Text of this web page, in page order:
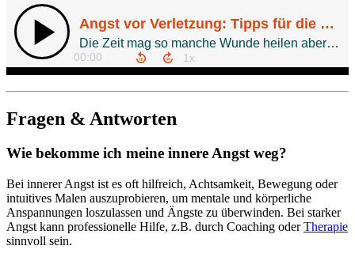
Fragen & Antworten
Wie bekomme ich meine innere Angst weg?
Bei innerer Angst ist es oft hilfreich, Achtsamkeit, Bewegung oder
intuitives Malen auszuprobieren, um mentale und körperliche
Anspannungen loszulassen und Ängste zu überwinden. Bei starker
Angst kann professionelle Hilfe, z.B. durch Coaching oderTherapie
sinnvoll sein.